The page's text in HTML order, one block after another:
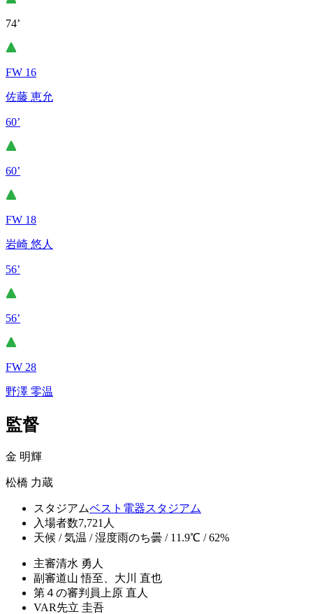
74’
FW 16
佐藤 恵允
60’
60’
FW 18
岩崎 悠人
56’
56’
FW 28
野澤 零温
監督
金 明輝
松橋 力蔵
スタジアムベスト電器スタジアム
入場者数7,721人
天候 / 気温 / 湿度雨のち曇 / 11.9℃ / 62%
主審清水 勇人
副審道山 悟至、大川 直也
第４の審判員 上原 直人
VAR先立 圭吾